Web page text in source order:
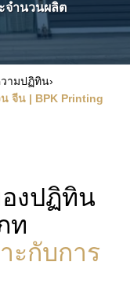
ำนวนผลิต
ามปฏิทิน›
จีน | BPK Printing
งปฏิทิน
ท
ะกับการ